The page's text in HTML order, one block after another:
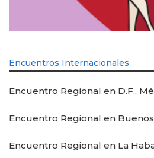
Encuentros Internacionales
Encuentro Regional en D.F.,
Encuentro Regional en
Encuentro Regional en La